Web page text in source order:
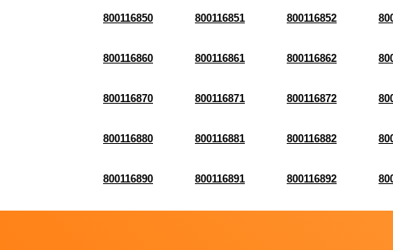
800116850 800116851 800116852
800116860 800116861 800116862
800116870 800116871 800116872
800116880 800116881 800116882
800116890 800116891 800116892